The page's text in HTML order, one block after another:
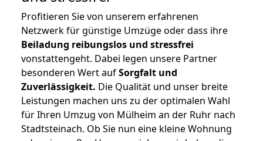
Profitieren Sie von unserem erfahrenen
Netzwerk für günstige Umzüge oder dass ihre
Beiladung reibungslos und stressfrei
vonstattengeht. Dabei legen unsere Partner
besonderen Wert aufSorgfalt und
Zuverlässigkeit. Die Qualität und unser breite
Leistungen machen uns zu der optimalen Wahl
für Ihren Umzug von Mülheim an der Ruhr nach
Stadtsteinach. Ob Sie nun eine kleine Wohnung